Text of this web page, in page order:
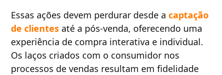
Essas ações devem perdurar desde acaptação
de clientes até a pós-venda, oferecendo uma
experiência de compra interativa e individual.
Os laços criados com o consumidor nos
processos de vendas resultam em fidelidade